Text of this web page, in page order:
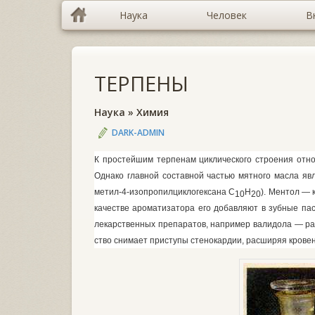
Наука Человек
ТЕРПЕНЫ
Наука » Химия
DARK-ADMIN
К простейшим терпенам циклического строения
Однако главной составной частью мятного масла
метил-4-изопропилциклогексана С10Н20). Ментол —
качестве ароматизатора его добав­ляют в зубные
лекарственных пре­паратов, например валидола —
ство снимает приступы стенокардии, расширяя